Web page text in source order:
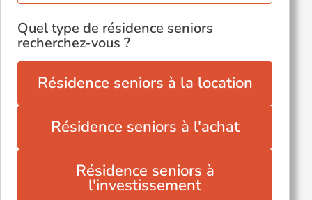
Quel type de résidence seniors
recherchez-vous ?
Résidence seniors à la location
Résidence seniors à l'achat
Résidence seniors à
l'investissement